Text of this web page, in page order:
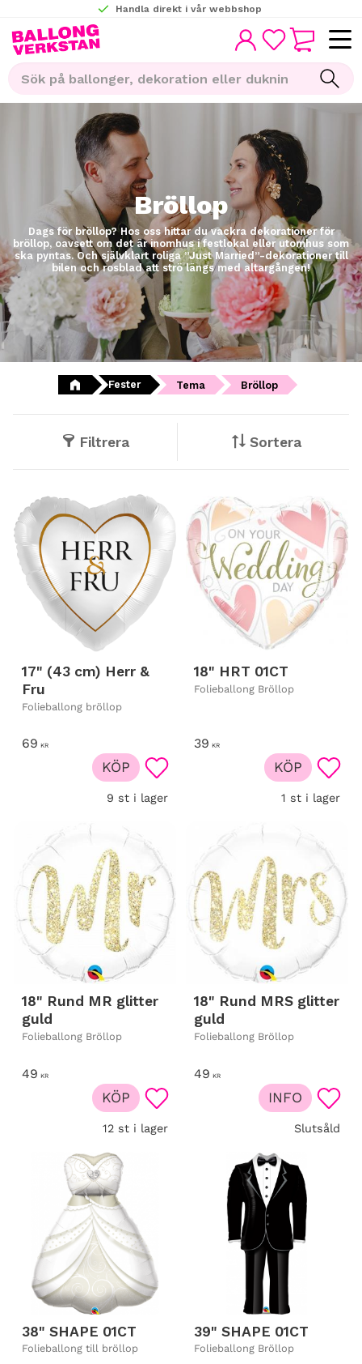
Meny
Handla direkt i vår webbshop
FAVORITER
KUNDVAGN
Fester Tema Bröllop
Bröllop
Dags för bröllop? Hos oss hittar du vackra dekorationer för
bröllop, oavsett om det är inomhus i festlokal eller utomhus som
ska pyntas. Och självklart roliga ”Just Married”-dekorationer till
bilen och rosblad att strö längs med altargången!
Filtrera Sortera
17" (43 cm) Herr &
Fru
Folieballong bröllop
69 KR
Lägg till i favoriter
9 st i lager
KÖP
18" HRT 01CT
Folieballong Bröllop
39 KR
1 st i lager
KÖP
18" Rund MR glitter
guld
Folieballong Bröllop
49 KR
Lägg till i favoriter
12 st i lager
KÖP
18" Rund MRS glitter
guld
Folieballong Bröllop
49 KR
Slutsåld
INFO
38" SHAPE 01CT
Folieballong till bröllop
39" SHAPE 01CT
Folieballong Bröllop